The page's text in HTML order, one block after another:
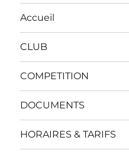
Accueil
CLUB
COMPETITION
DOCUMENTS
HORAIRES & TARIFS